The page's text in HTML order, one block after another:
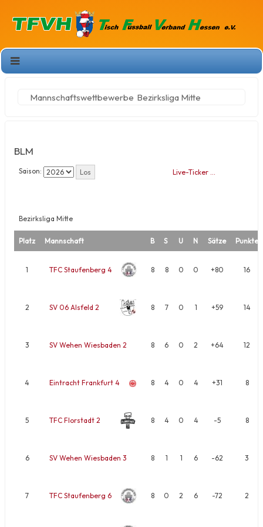
Mannschaftswettbewerbe Bezirksliga Mitte
BLM
Saison: Live-Ticker …
Bezirksliga Mitte
Platz Mannschaft B S U N Sätze Punkte
1 TFC Staufenberg 4 8 8 0 0 +80 16
2 SV 06 Alsfeld 2 8 7 0 1 +59 14
3 SV Wehen Wiesbaden 2 8 6 0 2 +64 12
4 Eintracht Frankfurt 4 8 4 0 4 +31 8
5 TFC Florstadt 2 8 4 0 4 -5 8
6 SV Wehen Wiesbaden 3 8 1 1 6 -62 3
7 TFC Staufenberg 6 8 0 2 6 -72 2